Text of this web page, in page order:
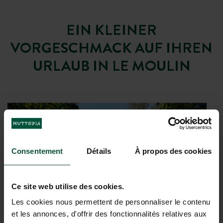
Consentement Détails À propos des cookies
Ce site web utilise des cookies.
Les cookies nous permettent de personnaliser le contenu
et les annonces, d'offrir des fonctionnalités relatives aux
EIN KLEINER
VORGESCHMACK AUF IHREN
URLAUB IN LE MOULIN